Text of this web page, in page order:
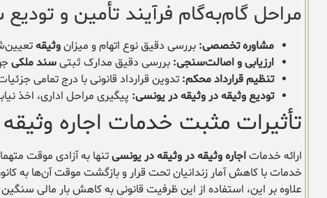
مراحل گام‌به‌گام فرآیند تأمین و
مشاوره تخصصی: بررسی دقیق نوع اتهام و میزانوثیقه
ارزیابی و اصالت‌سنجی: بررسی دقیق مدارک ثبتیسند ملکی
تنظیم قرارداد محکم: تدوین قرارداد قانونی با درج تمامی
تودیع وثیقه در وثیقه در یونسی: پیگیری مراحل اداری، اخذ
تأثیرات مثبت خدمات اجاره
ارائه خدماتاجاره وثیقه در وثیقه در یونسیتنها به آزادی موقت
خدمات با کاهش آمار زندانیان تحت قرار و بازگشت موقت آن‌ها به
علاوه بر این، استفاده از این ظرفیت قانونی به کاهش بار مالی